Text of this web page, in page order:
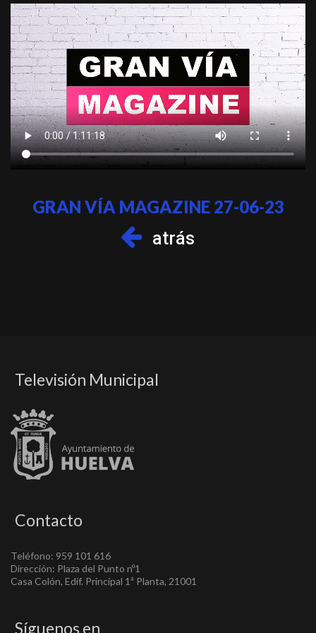
GRAN VÍA MAGAZINE 27-06-23
atrás
Televisión Municipal
Contacto
Teléfono: 959 101 616
Dirección: Plaza del Punto nº1
Casa Colón, Edif. Principal 1ª Planta, 21001
Síguenos en